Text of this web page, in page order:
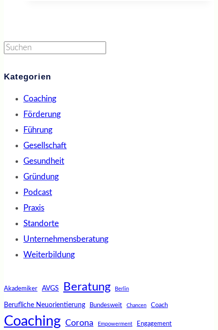
Suchen
Kategorien
Coaching
Förderung
Führung
Gesellschaft
Gesundheit
Gründung
Podcast
Praxis
Standorte
Unternehmensberatung
Weiterbildung
Akademiker AVGS Beratung Berlin
Berufliche Neuorientierung Bundesweit Chancen Coach
Coaching Corona Empowerment Engagement